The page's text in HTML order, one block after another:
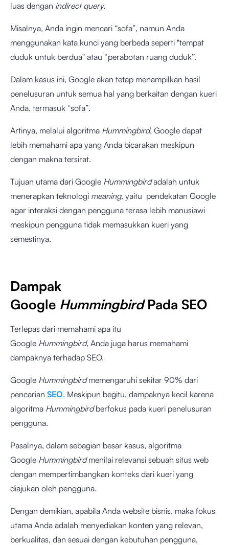
luas dengan indirect query.
Misalnya, Anda ingin mencari “sofa”, namun Anda
menggunakan kata kunci yang berbeda seperti "tempat
duduk untuk berdua" atau “perabotan ruang duduk”.
Dalam kasus ini, Google akan tetap menampilkan hasil
penelusuran untuk semua hal yang berkaitan dengan kueri
Anda, termasuk “sofa”.
Artinya, melalui algoritma Hummingbird, Google dapat
lebih memahami apa yang Anda bicarakan meskipun
dengan makna tersirat.
Tujuan utama dari Google Hummingbirdadalah untuk
menerapkan teknologi meaning, yaitu pendekatan Google
agar interaksi dengan pengguna terasa lebih manusiawi
meskipun pengguna tidak memasukkan kueri yang
semestinya.
Dampak
Google HummingbirdPada SEO
Terlepas dari memahami apa itu
Google Hummingbird, Anda juga harus memahami
dampaknya terhadap SEO.
Google Hummingbirdmemengaruhi sekitar 90% dari
pencarian SEO. Meskipun begitu, dampaknya kecil karena
algoritma Hummingbirdberfokus pada kueri penelusuran
pengguna.
Pasalnya, dalam sebagian besar kasus, algoritma
Google Hummingbirdmenilai relevansi sebuah situs web
dengan mempertimbangkan konteks dari kueri yang
diajukan oleh pengguna.
Dengan demikian, apabila Anda website bisnis, maka fokus
utama Anda adalah menyediakan konten yang relevan,
berkualitas, dan sesuai dengan kebutuhan pengguna,